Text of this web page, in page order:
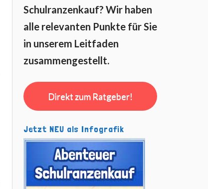
Schulranzenkauf? Wir haben
alle relevanten Punkte für Sie
in unserem Leitfaden
zusammengestellt.
Direkt zum Ratgeber!
Jetzt NEU als Infografik